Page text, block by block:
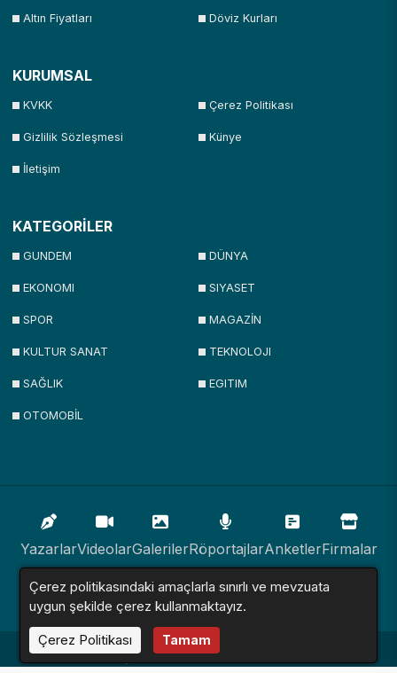
Altın Fiyatları Döviz Kurları
KURUMSAL
KVKK Çerez Politikası
Gizlilik Sözleşmesi Künye
İletişim
KATEGORİLER
GUNDEM DÜNYA
EKONOMI SIYASET
SPOR MAGAZİN
KULTUR SANAT TEKNOLOJI
SAĞLIK EGITIM
OTOMOBİL
YazarlarVideolarGalerilerRöportajlarAnketlerFirmalar
İlanlarResmi İlanlarSitemap
Haber Sitesi © 2016 - 2024. Tüm Hakları Saklıdır.
Çerez politikasındaki amaçlarla sınırlı ve mevzuata
uygun şekilde çerez kullanmaktayız.
Çerez Politikası
Tamam